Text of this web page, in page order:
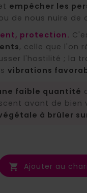
empêcher les
de nous nuire de
protection.
, celle que l'on
l'hostilité ; la
vibrations
faible quantité
avant de bien
à brûler
 Ajouter au